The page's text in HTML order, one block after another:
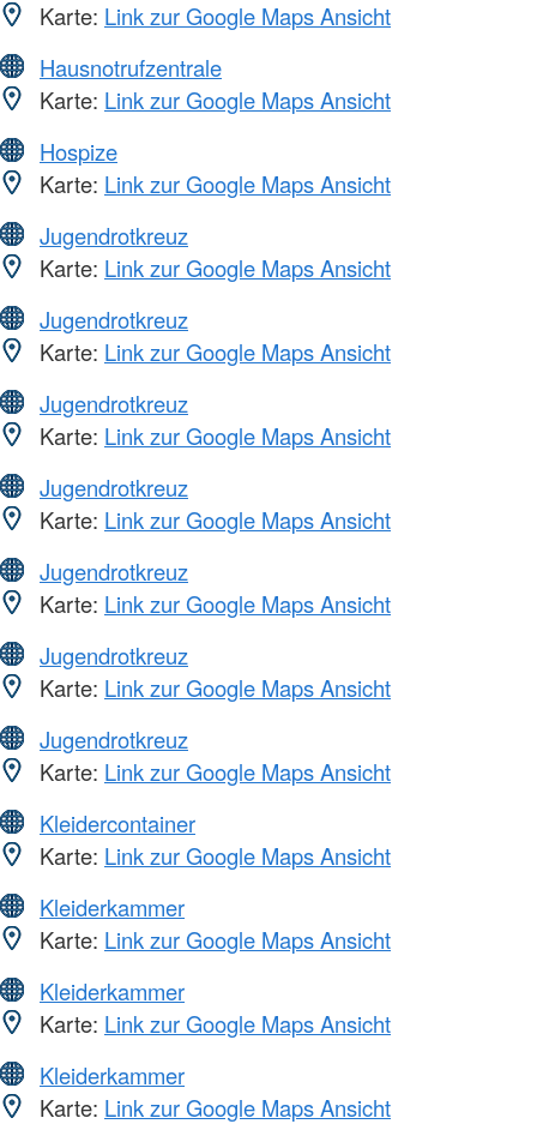
Karte: Link zur Google Maps Ansicht
Hausnotrufzentrale
Karte: Link zur Google Maps Ansicht
Hospize
Karte: Link zur Google Maps Ansicht
Jugendrotkreuz
Karte: Link zur Google Maps Ansicht
Jugendrotkreuz
Karte: Link zur Google Maps Ansicht
Jugendrotkreuz
Karte: Link zur Google Maps Ansicht
Jugendrotkreuz
Karte: Link zur Google Maps Ansicht
Jugendrotkreuz
Karte: Link zur Google Maps Ansicht
Jugendrotkreuz
Karte: Link zur Google Maps Ansicht
Jugendrotkreuz
Karte: Link zur Google Maps Ansicht
Kleidercontainer
Karte: Link zur Google Maps Ansicht
Kleiderkammer
Karte: Link zur Google Maps Ansicht
Kleiderkammer
Karte: Link zur Google Maps Ansicht
Kleiderkammer
Karte: Link zur Google Maps Ansicht